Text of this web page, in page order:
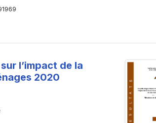
l’impact de la
2020